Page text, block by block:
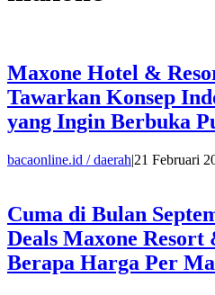
Maxone Hotel &
Tawarkan Konsep
yang Ingin Berbuka
bacaonline.id / daerah|21 Februari
Cuma di Bulan
Deals Maxone
Berapa Harga Per